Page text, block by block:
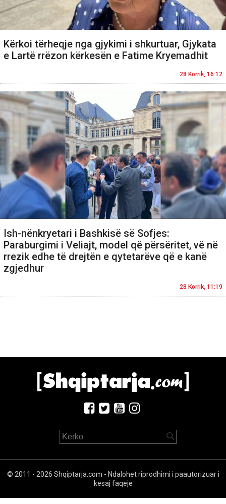
Kërkoi tërheqje nga gjykimi i shkurtuar, Gjykata
e Lartë rrëzon kërkesën e Fatime Kryemadhit
28 Korrik, 16:12
Ish-nënkryetari i Bashkisë së Sofjes:
Paraburgimi i Veliajt, model që përsëritet, vë në
rrezik edhe të drejtën e qytetarëve që e kanë
zgjedhur
28 Korrik, 11:19
© 2011 - 2026 Shqiptarja.com - Ndalohet riprodhimi i paautorizuar i
kesaj faqeje